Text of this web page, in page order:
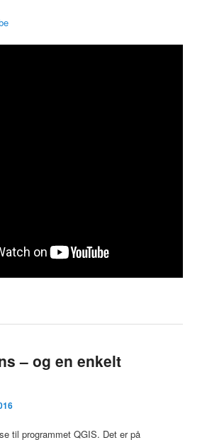
– og en enkelt
til programmet QGIS. Det er på